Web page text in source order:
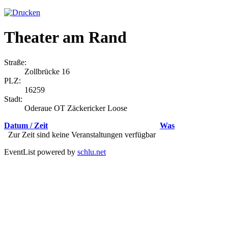
Theater am Rand
Straße:
Zollbrücke 16
PLZ:
16259
Stadt:
Oderaue OT Zäckericker Loose
Datum / Zeit
Was
Zur Zeit sind keine Veranstaltungen verfügbar
EventList powered by schlu.net